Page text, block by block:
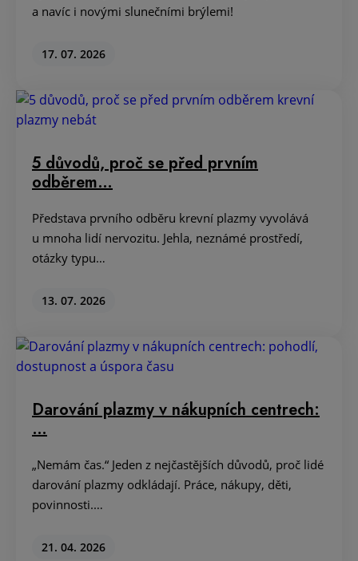
a navíc i novými slunečními brýlemi!
17. 07. 2026
5 důvodů, proč se před prvním
odběrem…
Představa prvního odběru krevní plazmy vyvolává
u mnoha lidí nervozitu. Jehla, neznámé prostředí,
otázky typu…
13. 07. 2026
Darování plazmy v nákupních centrech:
…
„Nemám čas.“ Jeden z nejčastějších důvodů, proč lidé
darování plazmy odkládají. Práce, nákupy, děti,
povinnosti.…
21. 04. 2026